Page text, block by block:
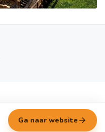
Ga naar website arrow_forward